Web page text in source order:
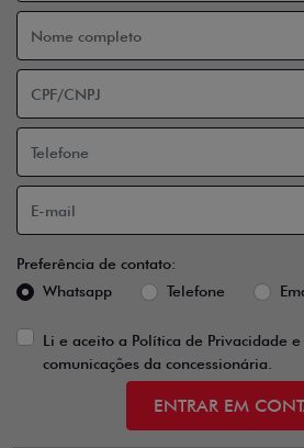
Preferência de contato:
Whatsapp
Telefone
Li e aceito a Política de Privacidade e
comunicações da concessionária.
ENTRAR EM